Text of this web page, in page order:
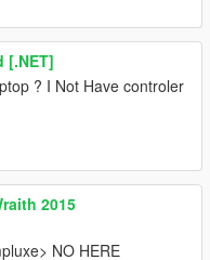
[.NET]
? I Not Have controler
2015
NO HERE